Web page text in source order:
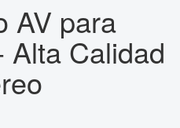
AV para
Alta Calidad